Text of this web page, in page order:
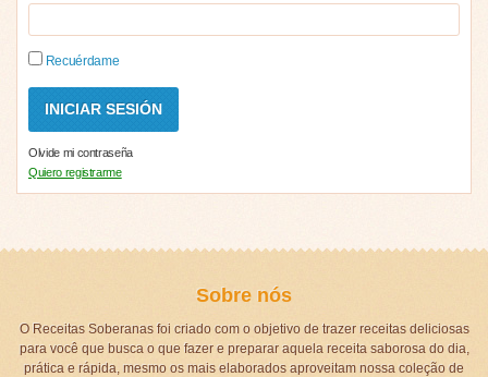
Recuérdame
Olvide mi contraseña
Quiero registrarme
Sobre nós
O Receitas Soberanas foi criado com o objetivo de trazer receitas deliciosas
para você que busca o que fazer e preparar aquela receita saborosa do dia,
prática e rápida, mesmo os mais elaborados aproveitam nossa coleção de